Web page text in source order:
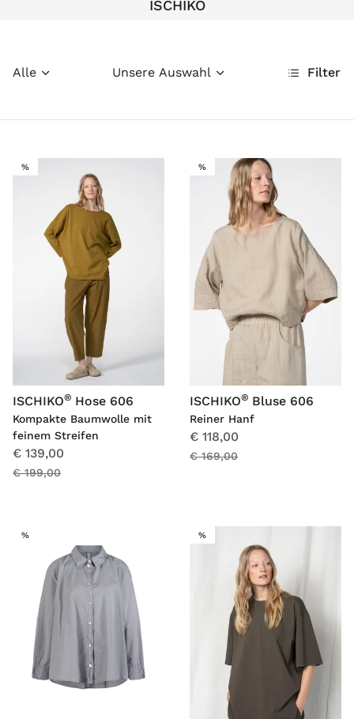
ISCHIKO
Alle Filter
Unsere Auswahl
%SALE
ISCHIKO® Hose 606
Kompakte Baumwolle mit
feinem Streifen
€ 139,00
€ 199,00
%SALE
ISCHIKO® Bluse 606
Reiner Hanf
€ 118,00
€ 169,00
%SALE %SALE